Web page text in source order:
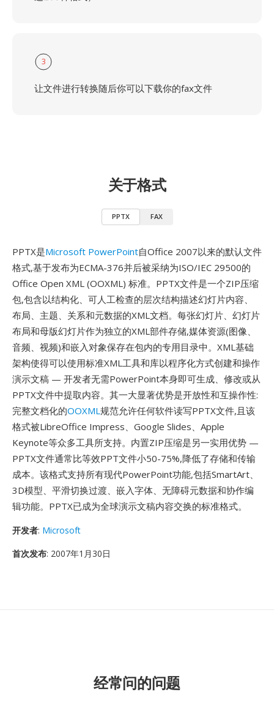
3
让文件进行转换随后你可以下载你的fax文件
关于格式
PPTX FAX
PPTX是Microsoft PowerPoint自Office 2007以来的默认文件
格式,基于发布为ECMA-376并后被采纳为ISO/IEC 29500的
Office Open XML (OOXML) 标准。PPTX文件是一个ZIP压缩
包,包含以结构化、可人工检查的层次结构描述幻灯片内容、
布局、主题、关系和元数据的XML文档。每张幻灯片、幻灯片
布局和母版幻灯片作为独立的XML部件存储,媒体资源(图像、
音频、视频)和嵌入对象保存在包内的专用目录中。XML基础
架构使得可以使用标准XML工具和库以程序化方式创建和操作
演示文稿 — 开发者无需PowerPoint本身即可生成、修改或从
PPTX文件中提取内容。其一大显著优势是开放性和互操作性:
完整文档化的OOXML规范允许任何软件读写PPTX文件,且该
格式被LibreOffice Impress、Google Slides、Apple
Keynote等众多工具所支持。内置ZIP压缩是另一实用优势 —
PPTX文件通常比等效PPT文件小50-75%,降低了存储和传输
成本。该格式支持所有现代PowerPoint功能,包括SmartArt、
3D模型、平滑切换过渡、嵌入字体、无障碍元数据和协作编
辑功能。PPTX已成为全球演示文稿内容交换的标准格式。
开发者: Microsoft
首次发布: 2007年1月30日
经常问的问题